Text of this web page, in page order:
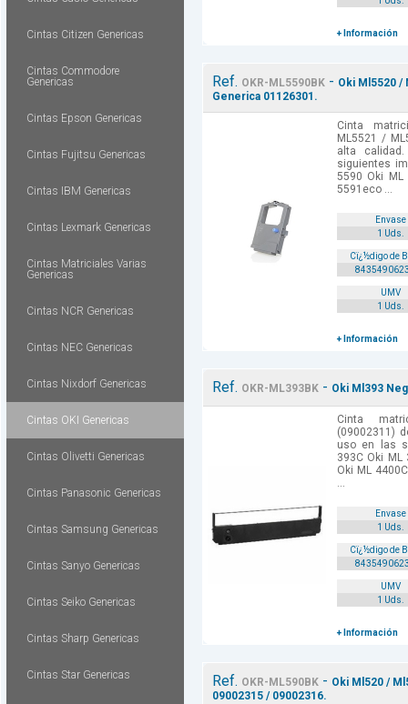
Cintas Citizen Genericas
Cintas Commodore
Genericas
Cintas Epson Genericas
Cintas Fujitsu Genericas
Cintas IBM Genericas
Cintas Lexmark Genericas
Cintas Matriciales Varias
Genericas
Cintas NCR Genericas
Cintas NEC Genericas
Cintas Nixdorf Genericas
Cintas OKI Genericas
Cintas Olivetti Genericas
Cintas Panasonic Genericas
Cintas Samsung Genericas
Cintas Sanyo Genericas
Cintas Seiko Genericas
Cintas Sharp Genericas
Cintas Star Genericas
+ Información
Ref. OKR-ML5590BK - Oki Ml5520 /
Generica 01126301.
Cinta
ML5521 /
alta
siguientes
5590 Oki ML
5591eco ...
Envase
1 Uds.
Cï¿½digo de
UMV
1 Uds.
+ Información
Ref. OKR-ML393BK - Oki Ml393
Cinta
(09002311)
uso en las
393C Oki ML
Oki ML
...
Envase
1 Uds.
Cï¿½digo de
UMV
1 Uds.
+ Información
Ref. OKR-ML590BK - Oki Ml520 /
09002315 / 09002316.